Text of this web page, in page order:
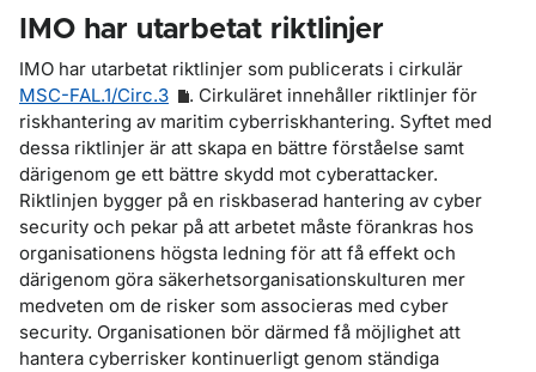
IMO har utarbetat riktlinjer
IMO har utarbetat riktlinjer som publicerats i cirkulär
MSC-FAL.1/Circ.3
. Cirkuläret innehåller riktlinjer för
riskhantering av maritim cyberriskhantering. Syftet med
dessa riktlinjer är att skapa en bättre förståelse samt
därigenom ge ett bättre skydd mot cyberattacker.
Riktlinjen bygger på en riskbaserad hantering av cyber
security och pekar på att arbetet måste förankras hos
organisationens högsta ledning för att få effekt och
därigenom göra säkerhetsorganisationskulturen mer
medveten om de risker som associeras med cyber
security. Organisationen bör därmed få möjlighet att
hantera cyberrisker kontinuerligt genom ständiga